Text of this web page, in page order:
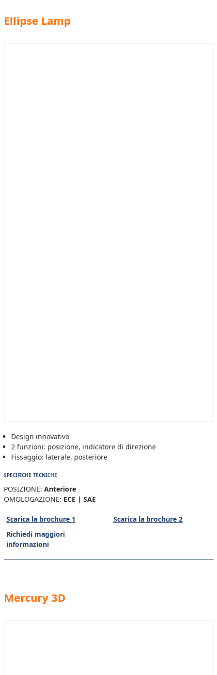
Ellipse Lamp
Design innovativo
2 funzioni: posizione, indicatore di direzione
Fissaggio: laterale, posteriore
SPECIFICHE TECNICHE
POSIZIONE: Anteriore
OMOLOGAZIONE: ECE | SAE
Scarica la brochure 1
Scarica la brochure 2
Richiedi maggiori
informazioni
Mercury 3D